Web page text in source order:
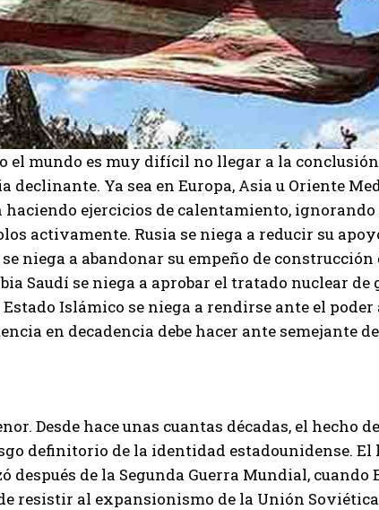
el mundo es muy difícil no llegar a la conclusión
declinante. Ya sea en Europa, Asia u Oriente
ejercicios de calentamiento,
activamente. Rusia se niega a reducir su
niega a abandonar su empeño de construcción
Saudí se niega a aprobar el tratado nuclear de
Islámico se niega a rendirse ante el poder
en decadencia debe hacer ante semejante
Desde hace unas cuantas décadas, el hecho
definitorio de la identidad estadounidense. El
después de la Segunda Guerra Mundial, cuando
resistir al expansionismo de la Unión